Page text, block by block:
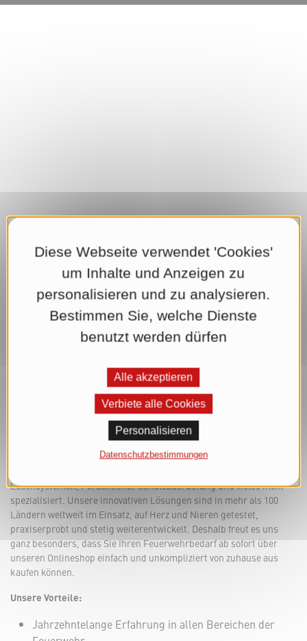
Der Rosenbauer Onlineshop: Feuerwehrbedarf
Seit mehr als 150 Jahren sind wir bei Rosenbauer auf die
Löschsystemen, Persönlicher Schutzausrüstung und vieles mehr
spezialisiert. Unsere innovativen Lösungen sind in mehr als 100
Ländern weltweit im Einsatz, auf Herz und Nieren getestet,
praxiserprobt und stetig weiterentwickelt. Deshalb freut es uns
ganz besonders, dass Sie Ihren Feuerwehrbedarf ab sofort über
unseren Onlineshop einfach und unkompliziert von zuhause aus
kaufen können.
Unsere Vorteile:
Jahrzehntelange Erfahrung in allen Bereichen der
Diese Webseite verwendet 'Cookies'
um Inhalte und Anzeigen zu
personalisieren und zu analysieren.
Bestimmen Sie, welche Dienste
benutzt werden dürfen
Alle akzeptieren
Verbiete alle Cookies
Personalisieren
Datenschutzbestimmungen